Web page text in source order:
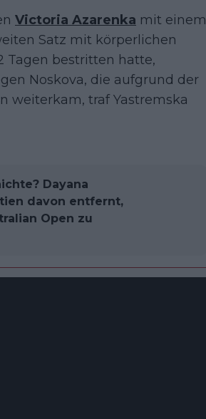
Victoria Azarenka mit einem
Satz mit körperlichen
Tagen bestritten hatte,
Noskova, die aufgrund der
weiterkam, traf Yastremska
Dayana
davon entfernt,
Open zu